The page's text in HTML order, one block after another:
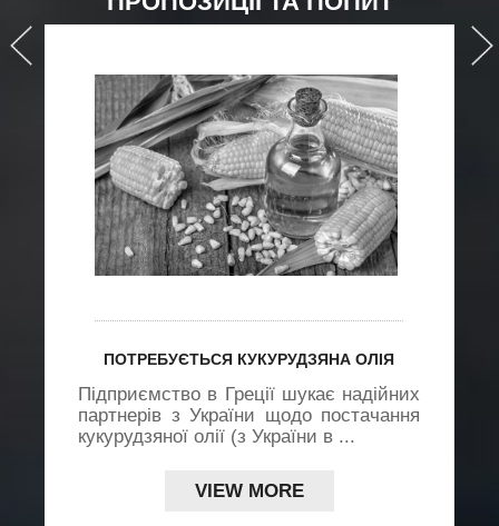
›
›
›
ПОТРЕБУЄТЬСЯ КУКУРУДЗЯНА ОЛІЯ
Підприємство в Греції шукає надійних
партнерів з України щодо постачання
кукурудзяної олії (з України в ...
VIEW MORE